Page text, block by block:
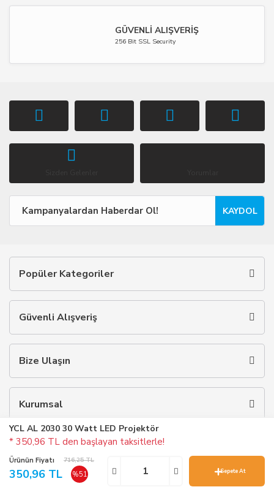
YCL AL 2030 30 Watt LED Projektör
* 350,96 TL den başlayan taksitlerle!
Ürünün Fiyatı 716,25 TL
350,96 TL %51 Sepete At
GÜVENLİ ALIŞVERİŞ
256 Bit SSL Security
KAYDOL
Popüler Kategoriler
Güvenli Alışveriş
Bize Ulaşın
Kurumsal